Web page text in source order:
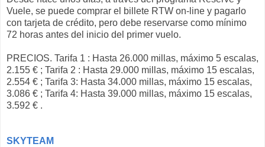
Vuele, se puede comprar el billete RTW on-line y pagarlo
con tarjeta de crédito, pero debe reservarse como mínimo
72 horas antes del inicio del primer vuelo.
PRECIOS. Tarifa 1 : Hasta 26.000 millas, máximo 5 escalas,
2.155 € ; Tarifa 2 : Hasta 29.000 millas, máximo 15 escalas,
2.554 € ; Tarifa 3: Hasta 34.000 millas, máximo 15 escalas,
3.086 € ; Tarifa 4: Hasta 39.000 millas, máximo 15 escalas,
3.592 € .
SKYTEAM